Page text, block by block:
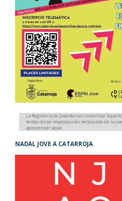
La Regidoria de Joventut vol consolidar la
temps donar resposta a les necessitats de la
apostant per aque
NADAL JOVE A CATARROJA